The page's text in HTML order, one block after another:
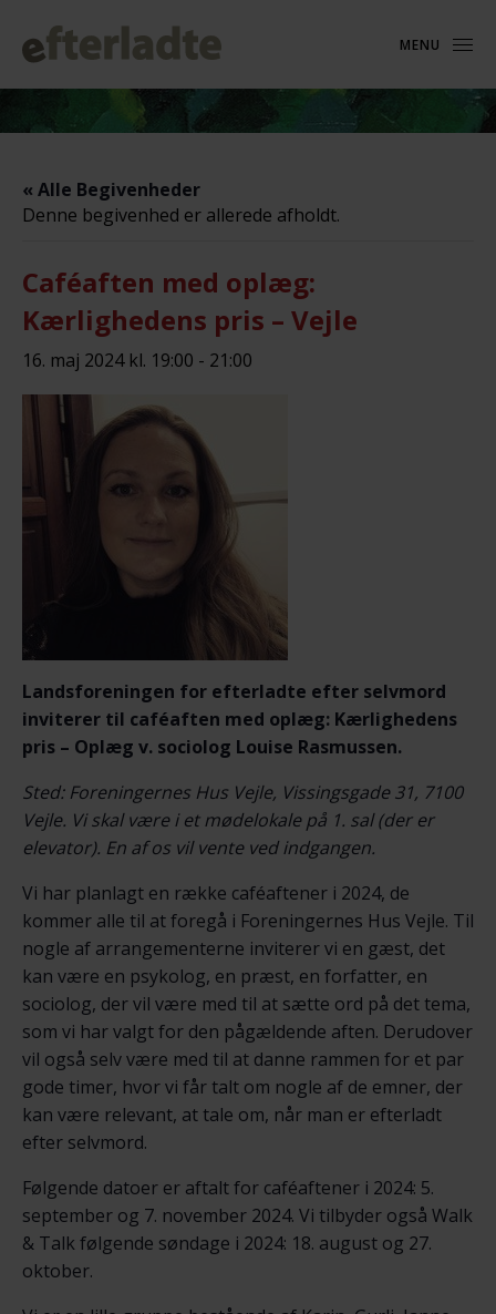
MENU
« Alle Begivenheder
Denne begivenhed er allerede afholdt.
Caféaften med oplæg:
Kærlighedens pris – Vejle
16. maj 2024 kl. 19:00 - 21:00
Landsforeningen for efterladte efter selvmord
inviterer til caféaften med oplæg: Kærlighedens
pris – Oplæg v. sociolog Louise Rasmussen.
Sted: Foreningernes Hus Vejle, Vissingsgade 31, 7100
Vejle. Vi skal være i et mødelokale på 1. sal (der er
elevator). En af os vil vente ved indgangen.
Vi har planlagt en række caféaftener i 2024, de
kommer alle til at foregå i Foreningernes Hus Vejle. Til
nogle af arrangementerne inviterer vi en gæst, det
kan være en psykolog, en præst, en forfatter, en
sociolog, der vil være med til at sætte ord på det tema,
som vi har valgt for den pågældende aften. Derudover
vil også selv være med til at danne rammen for et par
gode timer, hvor vi får talt om nogle af de emner, der
kan være relevant, at tale om, når man er efterladt
efter selvmord.
Følgende datoer er aftalt for caféaftener i 2024: 5.
september og 7. november 2024. Vi tilbyder også Walk
& Talk følgende søndage i 2024: 18. august og 27.
oktober.